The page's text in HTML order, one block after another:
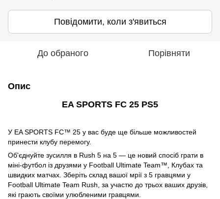
Повідомити, коли з'явиться
До обраного Порівняти
Опис
EA SPORTS FC 25 PS5
У EA SPORTS FC™ 25 у вас буде ще більше можливостей
принести клубу перемогу.
Об'єднуйте зусилля в Rush 5 на 5 — це новий спосіб грати в
міні-футбол із друзями у Football Ultimate Team™, Клубах та
швидких матчах. Зберіть склад вашої мрії з 5 гравцями у
Football Ultimate Team Rush, за участю до трьох ваших друзів,
які грають своїми улюбленими гравцями.